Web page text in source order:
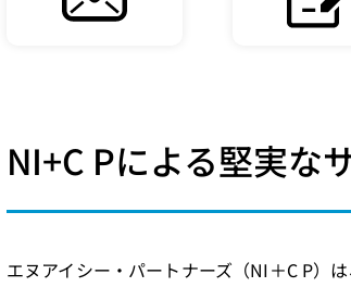
NI+C Pによる堅実な
エヌアイシー・パートナーズ（NI＋C P）